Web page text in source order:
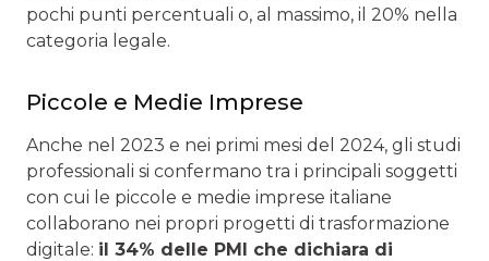
pochi punti percentuali o, al massimo, il 20% nella
categoria legale.
Piccole e Medie Imprese
Anche nel 2023 e nei primi mesi del 2024, gli studi
professionali si confermano tra i principali soggetti
con cui le piccole e medie imprese italiane
collaborano nei propri progetti di trasformazione
digitale: il 34% delle PMI che dichiara di